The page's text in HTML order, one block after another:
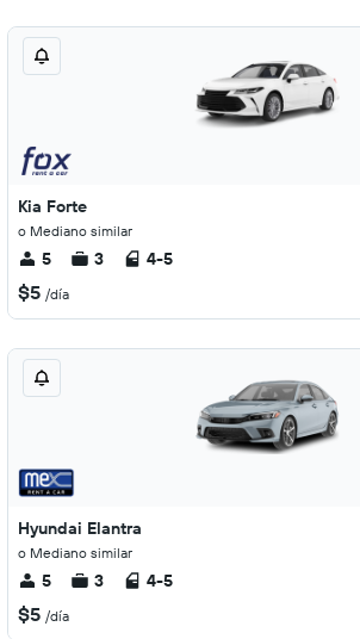
Kia Forte
o Mediano similar
5 3 4-5
$5 /día
Hyundai Elantra
o Mediano similar
5 3 4-5
$5 /día